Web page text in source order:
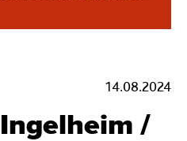
14.08.2024
/